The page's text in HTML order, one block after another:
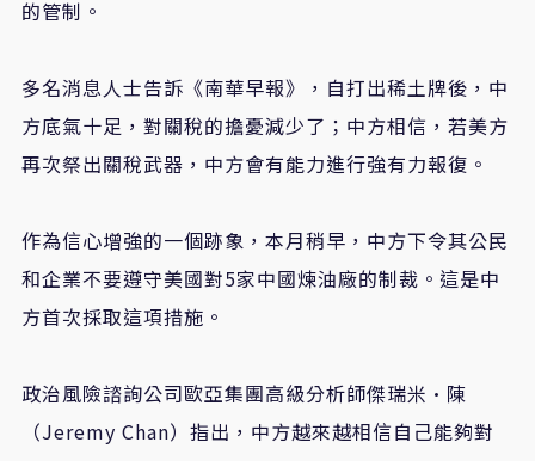
的管制。
多名消息人士告訴《南華早報》，自打出稀土牌後，中
方底氣十足，對關稅的擔憂減少了；中方相信，若美方
再次祭出關稅武器，中方會有能力進行強有力報復。
作為信心增強的一個跡象，本月稍早，中方下令其公民
和企業不要遵守美國對5家中國煉油廠的制裁。這是中
方首次採取這項措施。
政治風險諮詢公司歐亞集團高級分析師傑瑞米·陳
（Jeremy Chan）指出，中方越來越相信自己能夠對